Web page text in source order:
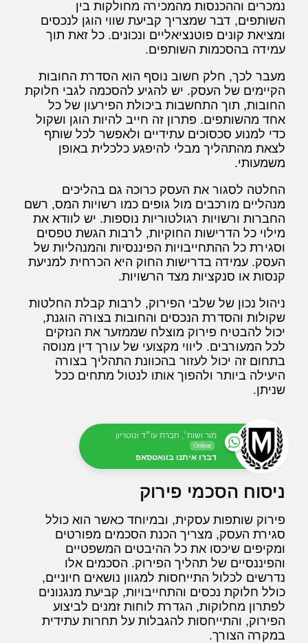
נמכרים וההכנסות מהמכירה מחולקות בין
השותפים, דבר שמצריך קביעת שווי הוגן לנכסים
ומציאת קונים פוטנציאליים ונכונים. כל זאת תוך
עמידה בהסכמות השותפים.
מעבר לכך, חלק חשוב נוסף הוא הסדרת החובות
הקיימים של העסק. יש להגיע להסכמה לגבי חלוקת
החובות, תוך התחשבות ביכולת הפירעון של כל
אחד מהשותפים. פתרון זה חייב להיות הוגן ושקול
כדי למנוע סכסוכים עתידיים ולאפשר לכל שותף
לצאת מהתהליך מבלי להיפגע כלכלית באופן
משמעותי.
החלטה לסגור את העסק כרוכה גם בהליכים
מנהליים מורכבים מול גופים כמו רשויות המס, רשם
החברות ורשויות רגולטוריות נוספות. יש לוודא את
מילוי כל הדרישות החוקיות, לרבות הגשת טפסים
וסגירת כל ההתחייבויות הפיננסיות והמנהליות של
העסק. עמידה בדרישות החוק היא הכרחית למניעת
קנסות או סנקציות מצד הרשויות.
ניהול נכון של שלבי הפירוק, לרבות קבלת החלטות
שקולות והסדרת הנכסים והחובות בצורה הוגנת,
יכול להבטיח פירוק מוצלח שממזער את הנזקים
לכל המעורבים. ליווי מקצועי של עורך דין מנוסה
בתחום זה יכול לעזור בהכוונת התהליך בצורה
היעילה ביותר ולהפוך אותו לנטול מתחים ככל
שניתן.
מור ושות׳, חברת עו״ד ונוטריון
Online
דברו איתנו בוואטסאפ
ניסוח הסכמי פירוק
פירוק שותפות עסקית, ובמיוחד כאשר הוא כולל
סגירת העסק, מצריך הכנת הסכמים מפורטים
ומקיפים שיכסו את כל ההיבטים המשפטיים
והפיננסיים של תהליך הפירוק. הסכמים אלו
נדרשים לכלול התייחסות למגוון נושאים חיוניים,
כולל חלוקת נכסים והתחייבויות, קביעת מנגנונים
לפתרון מחלוקות, הגדרת לוחות זמנים לביצוע
הפירוק, והתייחסות להגבלות על תחרות עתידית
במקרה הצורך.